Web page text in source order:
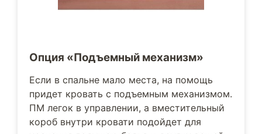
Опция «Подъемный механизм»
Если в спальне мало места, на помощь
придет кровать с подъемным механизмом.
ПМ легок в управлении, а вместительный
короб внутри кровати подойдет для